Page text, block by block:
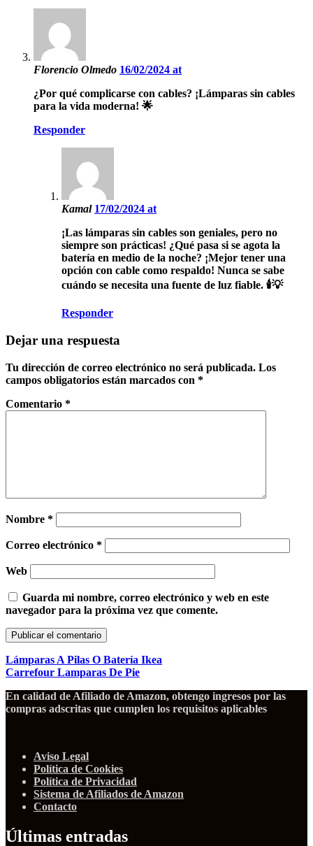
Florencio Olmedo 16/02/2024 at
¿Por qué complicarse con cables? ¡Lámparas sin cables
para la vida moderna! 🌟
Responder
Kamal 17/02/2024 at
¡Las lámparas sin cables son geniales, pero no
siempre son prácticas! ¿Qué pasa si se agota la
batería en medio de la noche? ¡Mejor tener una
opción con cable como respaldo! Nunca se sabe
cuándo se necesita una fuente de luz fiable. 🕯️💡
Responder
Dejar una respuesta
Tu dirección de correo electrónico no será publicada. Los
campos obligatorios están marcados con *
Comentario *
Nombre *
Correo electrónico *
Web
Guarda mi nombre, correo electrónico y web en este
navegador para la próxima vez que comente.
Lámparas A Pilas O Batería Ikea
Carrefour Lamparas De Pie
En calidad de Afiliado de Amazon, obtengo ingresos por las
compras adscritas que cumplen los requisitos aplicables
Aviso Legal
Política de Cookies
Política de Privacidad
Sistema de Afiliados de Amazon
Contacto
Últimas entradas